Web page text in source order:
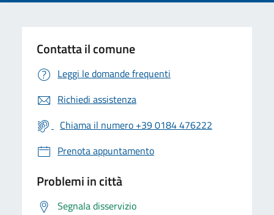
Contatta il comune
Leggi le domande frequenti
Richiedi assistenza
Chiama il numero +39 0184 476222
Prenota appuntamento
Problemi in città
Segnala disservizio